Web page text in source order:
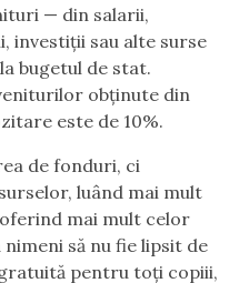
— din salarii,
investiții sau alte surse
bugetul de stat.
obținute din
este de 10%.
de fonduri, ci
luând mai mult
mai mult celor
să nu fie lipsit de
pentru toți copiii,